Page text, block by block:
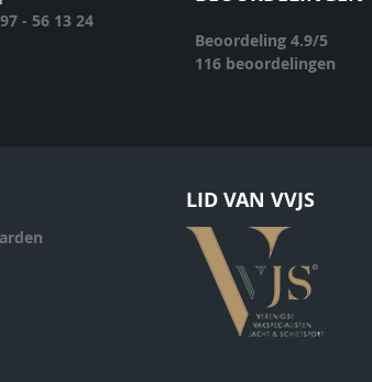
- 56 13 24
Beoordeling 4.9/5
116 beoordelingen
LID VAN VVJS